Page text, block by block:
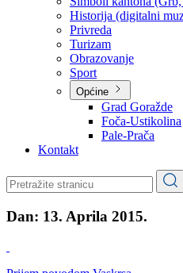
O kantonu
O kantonu
Simboli kantona (Grb,
Historija (digitalni
Privreda
Turizam
Obrazovanje
Općine
Pale-Prača
Kontakt